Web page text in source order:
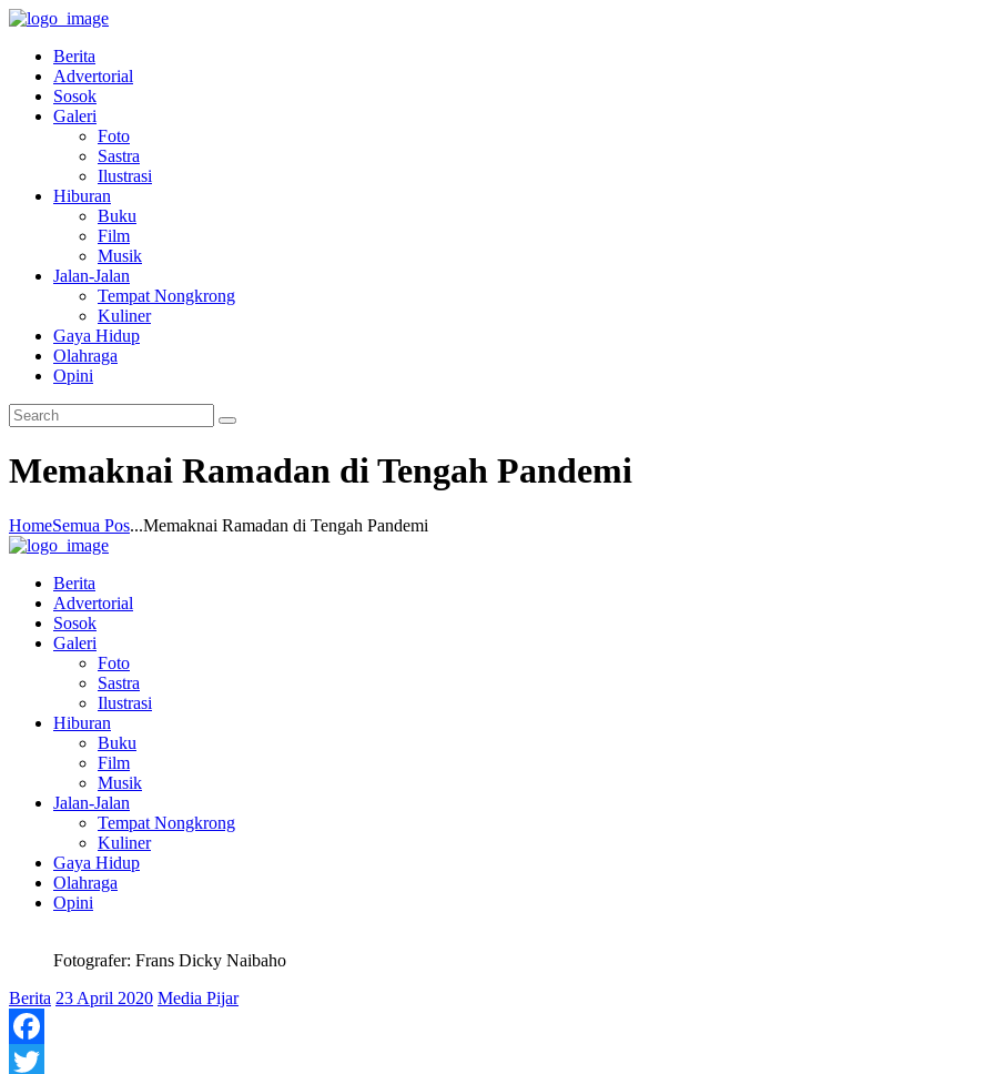
Berita
Advertorial
Sosok
Galeri
Foto
Sastra
Ilustrasi
Hiburan
Buku
Film
Musik
Jalan-Jalan
Tempat Nongkrong
Kuliner
Gaya Hidup
Olahraga
Opini
Memaknai Ramadan di Tengah Pandemi
HomeSemua Pos...Memaknai Ramadan di Tengah Pandemi
Berita
Advertorial
Sosok
Galeri
Foto
Sastra
Ilustrasi
Hiburan
Buku
Film
Musik
Jalan-Jalan
Tempat Nongkrong
Kuliner
Gaya Hidup
Olahraga
Opini
Fotografer: Frans Dicky Naibaho
Berita 23 April 2020 Media Pijar
Facebook